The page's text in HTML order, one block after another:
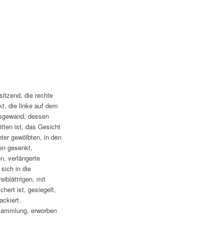
die rechte
die linke auf dem
dessen
ist, das Gesicht
gewölbten, in den
gesenkt,
verlängerte
in die
mit
ist, gesiegelt,
erworben